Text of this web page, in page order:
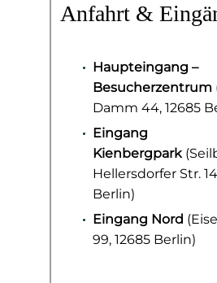
Anfahrt &
Haupteingang –
Besucherzentrum
Damm 44, 12685
Eingang
Kienbergpark
Hellersdorfer Str.
Berlin)
Eingang Nord
99, 12685 Berlin)